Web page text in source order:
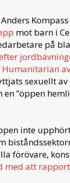
mot barn i
på
Humanitarian
sexuellt
en ”öppen
inte
förövare,
med att